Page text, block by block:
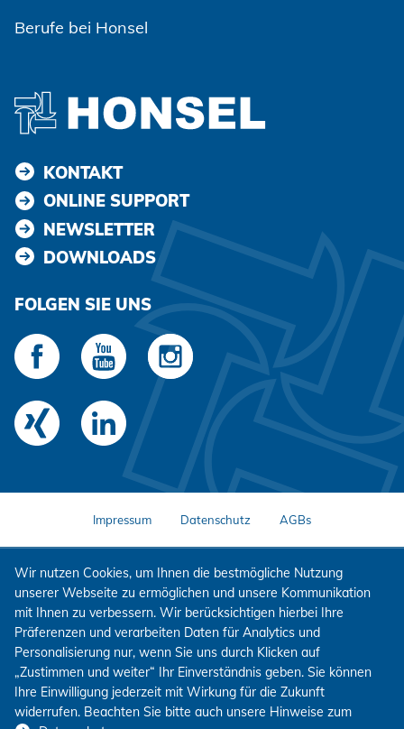
Berufe bei Honsel
KONTAKT
ONLINE SUPPORT
NEWSLETTER
DOWNLOADS
FOLGEN SIE UNS
Impressum Datenschutz AGBs
Wir nutzen Cookies, um Ihnen die bestmögliche Nutzung
unserer Webseite zu ermöglichen und unsere Kommunikation
mit Ihnen zu verbessern. Wir berücksichtigen hierbei Ihre
Präferenzen und verarbeiten Daten für Analytics und
Personalisierung nur, wenn Sie uns durch Klicken auf
„Zustimmen und weiter“ Ihr Einverständnis geben. Sie können
Ihre Einwilligung jederzeit mit Wirkung für die Zukunft
widerrufen. Beachten Sie bitte auch unsere Hinweise zum